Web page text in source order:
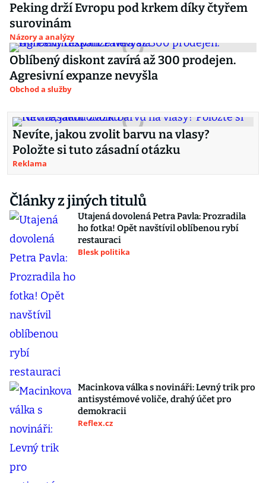
Peking drží Evropu pod krkem díky čtyřem
surovinám
Názory a analýzy
Oblíbený diskont zavírá až 300 prodejen.
Agresivní expanze nevyšla
Obchod a služby
Nevíte, jakou zvolit barvu na vlasy?
Položte si tuto zásadní otázku
Reklama
Články z jiných titulů
Utajená dovolená Petra Pavla: Prozradila
ho fotka! Opět navštívil oblíbenou rybí
restauraci
Blesk politika
Macinkova válka s novináři: Levný trik pro
antisystémové voliče, drahý účet pro
demokracii
Reflex.cz